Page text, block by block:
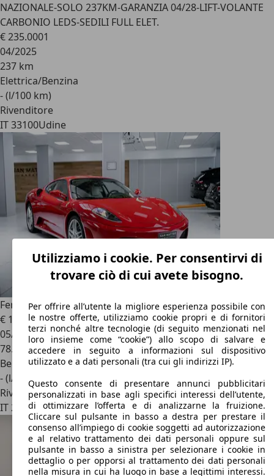
NAZIONALE-SOLO 237KM-GARANZIA 04/28-LIFT-VOLANTE
CARBONIO LEDS-SEDILI FULL ELET.
€ 235.0001
04/2025
237 km
Elettrica/Benzina
- (l/100 km)
Rivenditore
IT 33100Udine
Ferrari F430Coupe 4.3 F1 *MOTORE 0KM*
€ 135.000
05/2006
78.000 km
Benzina
- (l/100 km)
Rivenditore
IT 27100 Pavia
Utilizziamo i cookie. Per consentirvi di
trovare ciò di cui avete bisogno.
Per offrire all’utente la migliore esperienza possibile con
le nostre offerte, utilizziamo cookie propri e di fornitori
terzi nonché altre tecnologie (di seguito menzionati nel
loro insieme come “cookie”) allo scopo di salvare e
accedere in seguito a informazioni sul dispositivo
utilizzato e a dati personali (tra cui gli indirizzi IP).
Questo consente di presentare annunci pubblicitari
personalizzati in base agli specifici interessi dell’utente,
di ottimizzare l’offerta e di analizzarne la fruizione.
Cliccare sul pulsante in basso a destra per prestare il
consenso all’impiego di cookie soggetti ad autorizzazione
e al relativo trattamento dei dati personali oppure sul
pulsante in basso a sinistra per selezionare i cookie in
dettaglio o per opporsi al trattamento dei dati personali
nella misura in cui ha luogo in base a legittimi interessi.